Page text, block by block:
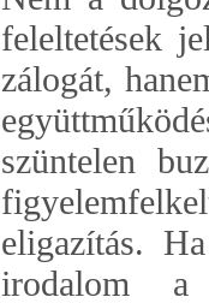
feleltetések
zálogát,
szüntelen
eligazítás.
irodalom